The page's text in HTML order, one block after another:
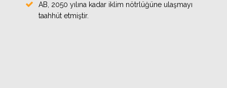
AB, 2050 yılına kadar iklim nötrlüğüne ulaşmayı
taahhüt etmiştir.